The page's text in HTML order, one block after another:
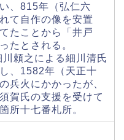
、815年（弘仁六
て自作の像を安置
たことから「井戸
たとされる。
頼之による細川清氏
、1582年（天正十
兵火にかかったが、
賀氏の支援を受けて
所十七番札所。